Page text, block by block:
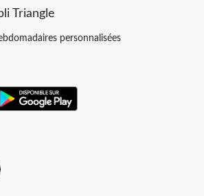
Triangle
personnalisées